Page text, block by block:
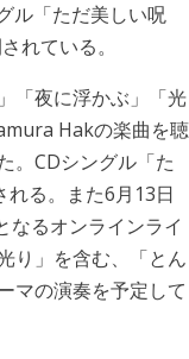
ル「ただ美しい呪
れている。
「夜に浮かぶ」「光
Hakの楽曲を聴
。CDシングル「た
れる。また6月13日
るオンラインライ
り」を含む、「とん
マの演奏を予定して